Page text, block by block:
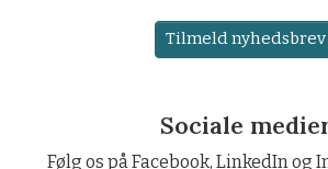
Tilmeld nyhedsbrev
Sociale
Følg os på Facebook, LinkedIn og